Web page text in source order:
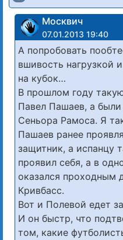
Москвич
07.01.2013 19:40
А попробовать
вшивость нагрузкой
на кубок…
В прошлом году
Павел Пашаев, а
Сеньора Рамоса. Я
Пашаев ранее
защитник, а испанцу
проявил себя, а в
оказался проходным
Кривбасс.
Вот и Полевой едет
И он быстр, что
том, какие